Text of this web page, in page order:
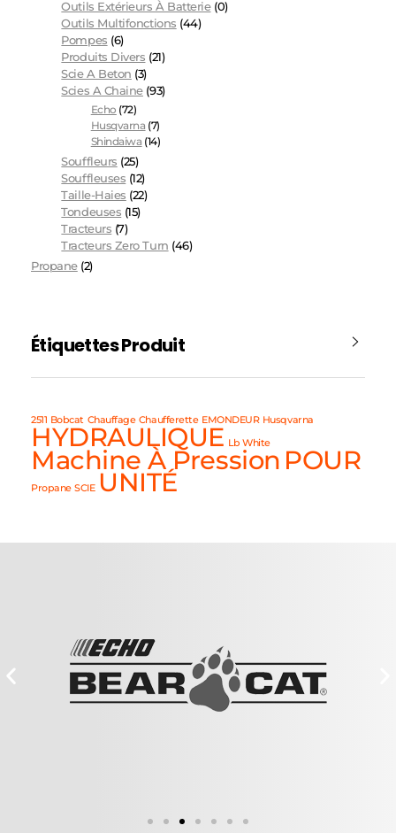
Outils Extérieurs À Batterie (0)
Outils Multifonctions (44)
Pompes (6)
Produits Divers (21)
Scie A Beton (3)
Scies A Chaine (93)
Echo (72)
Husqvarna (7)
Shindaiwa (14)
Souffleurs (25)
Souffleuses (12)
Taille-Haies (22)
Tondeuses (15)
Tracteurs (7)
Tracteurs Zero Turn (46)
Propane (2)
Étiquettes Produit
2511 Bobcat Chauffage Chaufferette EMONDEUR Husqvarna
HYDRAULIQUE Lb White
Machine À Pression POUR
Propane SCIE UNITÉ